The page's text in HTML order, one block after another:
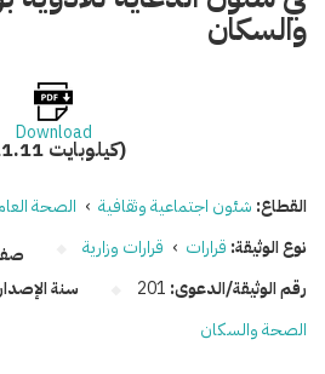
والسكان
Download
(11.11 كيلوبايت)
القطاع: شئون اجتماعية وثقافية › الصحة
نوع الوثيقة: قرارات › قرارات وزارية
رقم الوثيقة/الدعوى: 201 سنة
الصحة والسكان